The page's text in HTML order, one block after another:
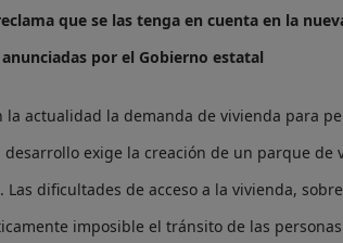
que se las tenga en cuenta en la
por el Gobierno estatal
actualidad la demanda de vivienda para
exige la creación de un parque de
Las dificultades de acceso a la vivienda,
imposible el tránsito de las